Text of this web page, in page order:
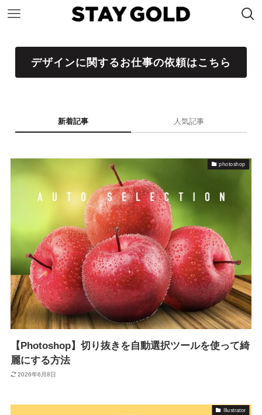
デザインに関するお仕事の依頼はこちら
新着記事 人気記事
photoshop
【Photoshop】切り抜きを自動選択ツールを使って綺
麗にする方法
2026年6月8日
Illustrator